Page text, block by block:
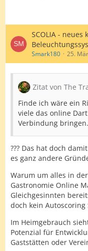
SCOLIA -
Smark180 25.
Zitat von The
Finde ich wäre ein
viele das online
Verbindung bringen.
??? Das hat doch
es ganz andere
Warum um alles in
Gastronomie Online
Gleichgesinnten
doch kein Autoscoring
Im Heimgebrauch
Potenzial für
Gaststätten oder